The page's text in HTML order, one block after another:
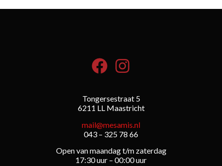
Tongersestraat 5
6211 LL Maastricht
mail@mesamis.nl
043 – 325 78 66
Open van maandag t/m zaterdag
17:30 uur – 00:00 uur